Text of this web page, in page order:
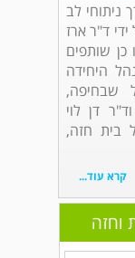
ניתוחי לב
ד"ר ארז
שותפים
היחידה
שבחיפה,
דן לוי
בית חזה,
קרא עוד...
וחזה